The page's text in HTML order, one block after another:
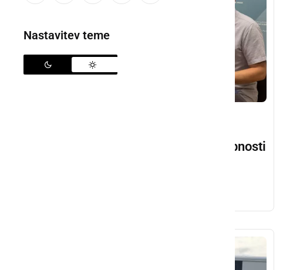
Nastavitev teme
Policisti predstavili podrobnosti